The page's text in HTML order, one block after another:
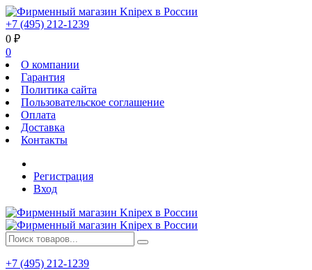
+7 (495) 212-1239
0 ₽
0
О компании
Гарантия
Политика сайта
Пользовательское соглашение
Оплата
Доставка
Контакты
Регистрация
Вход
+7 (495) 212-1239